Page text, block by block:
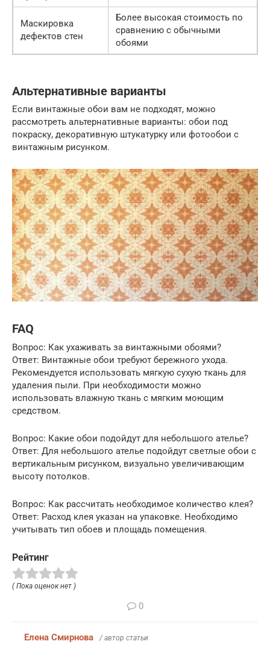
Маскировка
дефектов стен
Более высокая стоимость по
сравнению с обычными
обоями
Альтернативные варианты
Если винтажные обои вам не подходят, можно
рассмотреть альтернативные варианты: обои под
покраску, декоративную штукатурку или фотообои с
винтажным рисунком.
FAQ
Вопрос: Как ухаживать за винтажными обоями?
Ответ: Винтажные обои требуют бережного ухода.
Рекомендуется использовать мягкую сухую ткань для
удаления пыли. При необходимости можно
использовать влажную ткань с мягким моющим
средством.
Вопрос: Какие обои подойдут для небольшого ателье?
Ответ: Для небольшого ателье подойдут светлые обои с
вертикальным рисунком, визуально увеличивающим
высоту потолков.
Вопрос: Как рассчитать необходимое количество клея?
Ответ: Расход клея указан на упаковке. Необходимо
учитывать тип обоев и площадь помещения.
Рейтинг
( Пока оценок нет )
0
Елена Смирнова / автор статьи